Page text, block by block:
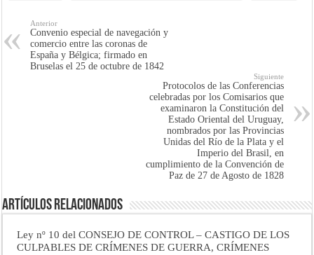
Anterior
Convenio especial de navegación y
comercio entre las coronas de
España y Bélgica; firmado en
Bruselas el 25 de octubre de 1842
Siguiente
Protocolos de las Conferencias
celebradas por los Comisarios que
examinaron la Constitución del
Estado Oriental del Uruguay,
nombrados por las Provincias
Unidas del Río de la Plata y el
Imperio del Brasil, en
cumplimiento de la Convención de
Paz de 27 de Agosto de 1828
Artículos Relacionados
Ley nº 10 del CONSEJO DE CONTROL – CASTIGO DE LOS
CULPABLES DE CRÍMENES DE GUERRA, CRÍMENES